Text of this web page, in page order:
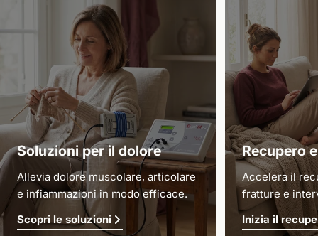
Soluzioni per il dolore
Allevia dolore muscolare, articolare
e infiammazioni in modo efficace.
Scopri le soluzioni
Recupero
Accelera il
fratture e
Inizia il